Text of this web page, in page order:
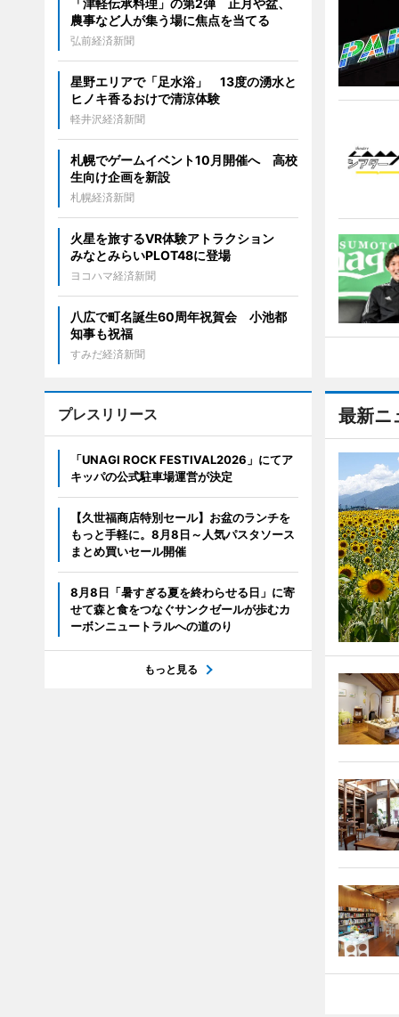
最新ニ
「津軽伝承料理」の第2弾 正月や盆、
農事など人が集う場に焦点を当てる
弘前経済新聞
星野エリアで「足水浴」 13度の湧水と
ヒノキ香るおけで清涼体験
軽井沢経済新聞
札幌でゲームイベント10月開催へ 高校
生向け企画を新設
札幌経済新聞
火星を旅するVR体験アトラクション
みなとみらいPLOT48に登場
ヨコハマ経済新聞
八広で町名誕生60周年祝賀会 小池都
知事も祝福
すみだ経済新聞
プレスリリース
「UNAGI ROCK FESTIVAL2026」にてア
キッパの公式駐車場運営が決定
【久世福商店特別セール】お盆のランチを
もっと手軽に。8月8日～人気パスタソース
まとめ買いセール開催
8月8日「暑すぎる夏を終わらせる日」に寄
せて森と食をつなぐサンクゼールが歩むカ
ーボンニュートラルへの道のり
もっと見る